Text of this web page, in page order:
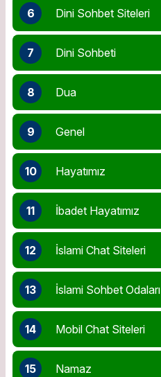
6 Dini Sohbet Siteleri
7 Dini Sohbeti
8 Dua
9 Genel
10 Hayatımız
11 İbadet Hayatımız
12 İslami Chat Siteleri
13 İslami Sohbet Odaları
14 Mobil Chat Siteleri
15 Namaz